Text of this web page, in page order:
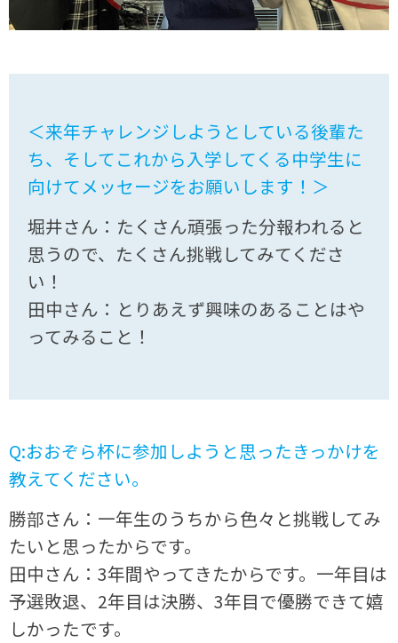
＜来年チャレンジしようとしている後輩た
ち、そしてこれから入学してくる中学生に
向けてメッセージをお願いします！＞
堀井さん：たくさん頑張った分報われると
思うので、たくさん挑戦してみてくださ
い！
田中さん：とりあえず興味のあることはや
ってみること！
Q:おおぞら杯に参加しようと思ったきっかけを
教えてください。
勝部さん：一年生のうちから色々と挑戦してみ
たいと思ったからです。
田中さん：3年間やってきたからです。一年目は
予選敗退、2年目は決勝、3年目で優勝できて嬉
しかったです。